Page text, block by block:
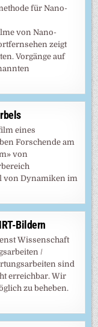
für Nano-
von Nano-
zeigt
Vorgänge auf
eines
Forschende am
von
von Dynamiken im
Bildern
Wissenschaft
/
sind
erreichbar. Wir
zu beheben.